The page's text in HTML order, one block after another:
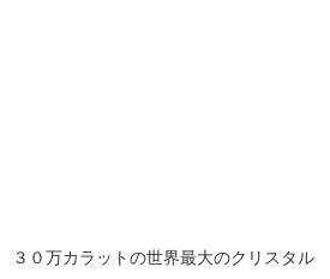
３０万カラットの世界最大のクリスタル